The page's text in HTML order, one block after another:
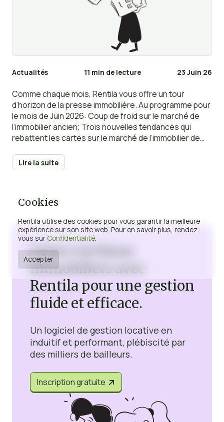
Cookies
Rentila utilise des cookies pour vous garantir la meilleure
expérience sur son site web. Pour en savoir plus, rendez-
vous sur Confidentialité.
Accepter
Actualités 11 min de lecture 23 Juin 26
Comme chaque mois, Rentila vous offre un tour
d’horizon de la presse immobilière. Au programme pour
le mois de Juin 2026: Coup de froid sur le marché de
l’immobilier ancien; Trois nouvelles tendances qui
rebattent les cartes sur le marché de l’immobilier de
immobiliers ?; Les banques prêtent toujours, à
condition d’activer les bons leviers; Faut-il encore
Lire la suite
Gérez vos biens
immobiliers avec
Rentila pour une gestion
fluide et efficace.
Un logiciel de gestion locative en
induitif et performant, plébiscité par
des milliers de bailleurs.
Inscription gratuite 
